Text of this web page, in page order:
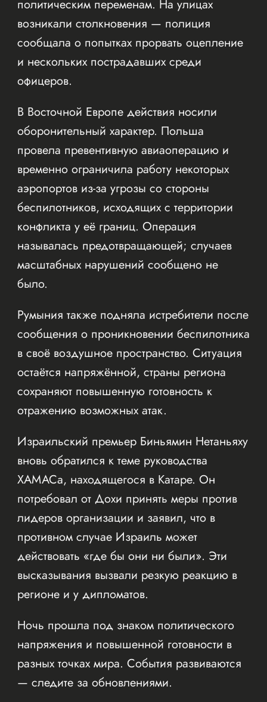
политическим переменам. На улицах
возникали столкновения — полиция
сообщала о попытках прорвать оцепление
и нескольких пострадавших среди
офицеров.
В Восточной Европе действия носили
оборонительный характер. Польша
провела превентивную авиаоперацию и
временно ограничила работу некоторых
аэропортов из-за угрозы со стороны
беспилотников, исходящих с территории
конфликта у её границ. Операция
называлась предотвращающей; случаев
масштабных нарушений сообщено не
было.
Румыния также подняла истребители после
сообщения о проникновении беспилотника
в своё воздушное пространство. Ситуация
остаётся напряжённой, страны региона
сохраняют повышенную готовность к
отражению возможных атак.
Израильский премьер Биньямин Нетаньяху
вновь обратился к теме руководства
ХАМАСа, находящегося в Катаре. Он
потребовал от Дохи принять меры против
лидеров организации и заявил, что в
противном случае Израиль может
действовать «где бы они ни были». Эти
высказывания вызвали резкую реакцию в
регионе и у дипломатов.
Ночь прошла под знаком политического
напряжения и повышенной готовности в
разных точках мира. События развиваются
— следите за обновлениями.